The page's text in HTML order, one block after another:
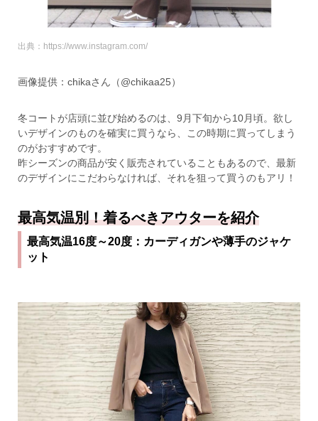
出典：https://www.instagram.com/
画像提供：chikaさん（@chikaa25）
冬コートが店頭に並び始めるのは、9月下旬から10月頃。欲し
いデザインのものを確実に買うなら、この時期に買ってしまう
のがおすすめです。
昨シーズンの商品が安く販売されていることもあるので、最新
のデザインにこだわらなければ、それを狙って買うのもアリ！
最高気温別！着るべきアウターを紹介
最高気温16度～20度：カーディガンや薄手のジャケ
ット